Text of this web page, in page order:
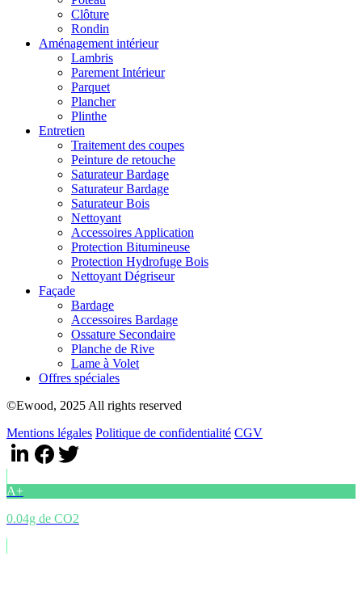
Clôture
Rondin
Aménagement intérieur
Lambris
Parement Intérieur
Parquet
Plancher
Plinthe
Entretien
Traitement des coupes
Peinture de retouche
Saturateur Bardage
Saturateur Bardage
Saturateur Bois
Nettoyant
Accessoires Application
Protection Bitumineuse
Protection Hydrofuge Bois
Nettoyant Dégriseur
Façade
Bardage
Accessoires Bardage
Ossature Secondaire
Planche de Rive
Lame à Volet
Offres spéciales
©Ewood, 2025 All rights reserved
Mentions légales Politique de confidentialité CGV
A+
0.04g de CO2